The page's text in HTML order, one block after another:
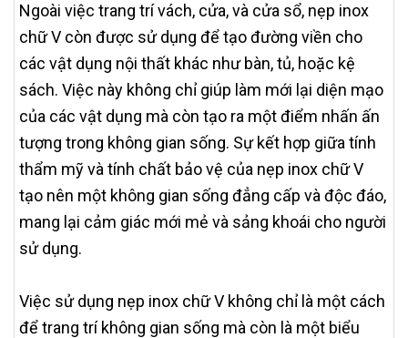
Ngoài việc trang trí vách, cửa, và cửa sổ, nẹp inox
chữ V còn được sử dụng để tạo đường viền cho
các vật dụng nội thất khác như bàn, tủ, hoặc kệ
sách. Việc này không chỉ giúp làm mới lại diện mạo
của các vật dụng mà còn tạo ra một điểm nhấn ấn
tượng trong không gian sống. Sự kết hợp giữa tính
thẩm mỹ và tính chất bảo vệ của nẹp inox chữ V
tạo nên một không gian sống đẳng cấp và độc đáo,
mang lại cảm giác mới mẻ và sảng khoái cho người
sử dụng.
Việc sử dụng nẹp inox chữ V không chỉ là một cách
để trang trí không gian sống mà còn là một biểu